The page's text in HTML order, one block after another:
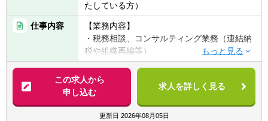
たしている方）
仕事内容
【業務内容】
・税務相談、コンサルティング業務（連結納
税や組織再編等）
・税金計算
・各種税務申告書作成
・年末調整、確定申告業務
・法人設立に関する手続き及び届出
・M＆A業務（税務DD等）
この求人から
申し込む
求人を詳しく見る
更新日 2026年08月05日